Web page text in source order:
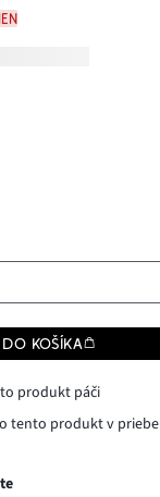
KOŠÍKA
produkt páči
tento produkt v